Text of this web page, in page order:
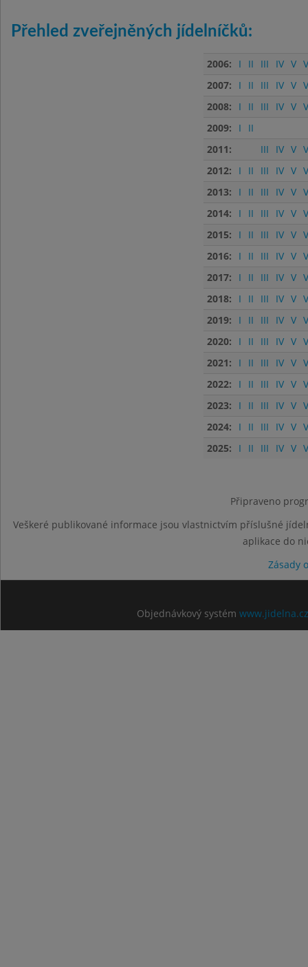
Přehled zveřejněných jídelníčků:
2006: I II III IV V
2007:
I II III IV V
2008:
I II III IV V
2009:
I
II
2011:
III IV V
2012:
I II III IV V
2013:
I II III IV V
2014:
I II III IV V
2015:
I II III IV V
2016:
I II III IV V
2017:
I II III IV V
2018:
I II III IV V
2019:
I II III IV V
2020:
I II III IV V
2021:
I II III IV V
2022:
I II III IV V
2023:
I II III IV V
2024:
I II III IV V
2025:
I II III IV V
Připraveno
Veškeré publikované informace jsou vlastnictvím příslušné
aplikace do
Zásady
Objednávkový systém www.jidelna.cz